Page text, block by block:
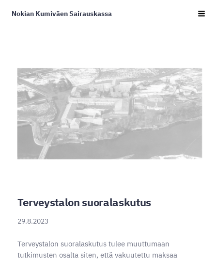
Siirry
Nokian Kumiväen Sairauskassa
Terveystalon suoralaskutus
29.8.2023
Terveystalon suoralaskutus tulee muuttumaan
tutkimusten osalta siten, että vakuutettu maksaa